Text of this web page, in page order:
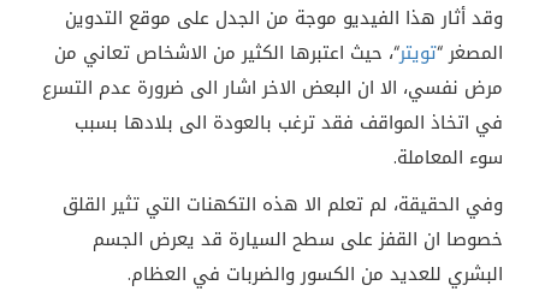
وقد أثار هذا الفيديو موجة من الجدل على موقع التدوين
المصغر “تويتر“، حيث اعتبرها الكثير من الاشخاص تعاني من
مرض نفسي، الا ان البعض الاخر اشار الى ضرورة عدم التسرع
في اتخاذ المواقف فقد ترغب بالعودة الى بلادها بسبب
سوء المعاملة.
وفي الحقيقة، لم تعلم الا هذه التكهنات التي تثير القلق
خصوصا ان القفز على سطح السيارة قد يعرض الجسم
البشري للعديد من الكسور والضربات في العظام.